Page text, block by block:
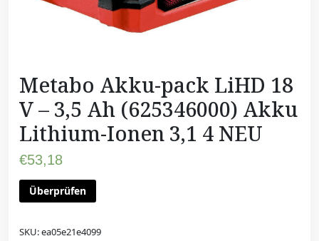
Metabo Akku-pack LiHD 18
V – 3,5 Ah (625346000) Akku
Lithium-Ionen 3,1 4 NEU
€53,18
Überprüfen
SKU:ea05e21e4099